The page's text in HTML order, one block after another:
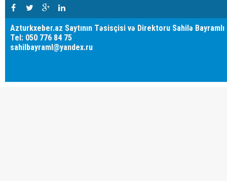
Azturkxeber.az Saytının Təsisçisi və Direktoru Sahilə Bayramlı
Tel: 050 776 84 75
sahilbayraml@yandex.ru